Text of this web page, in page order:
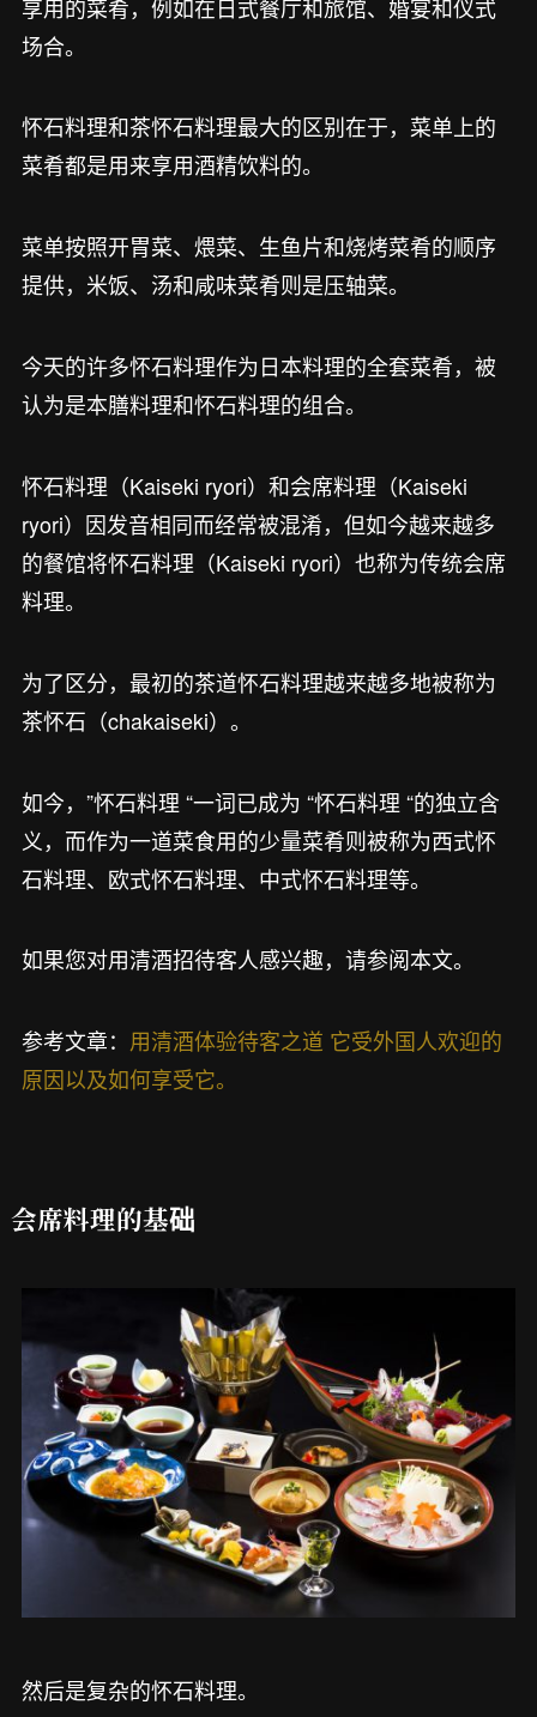
享用的菜肴，例如在日式餐厅和旅馆、婚宴和仪式
场合。
怀石料理和茶怀石料理最大的区别在于，菜单上的
菜肴都是用来享用酒精饮料的。
菜单按照开胃菜、煨菜、生鱼片和烧烤菜肴的顺序
提供，米饭、汤和咸味菜肴则是压轴菜。
今天的许多怀石料理作为日本料理的全套菜肴，被
认为是本膳料理和怀石料理的组合。
怀石料理（Kaiseki ryori）和会席料理（Kaiseki
ryori）因发音相同而经常被混淆，但如今越来越多
的餐馆将怀石料理（Kaiseki ryori）也称为传统会席
料理。
为了区分，最初的茶道怀石料理越来越多地被称为
茶怀石（chakaiseki）。
如今，”怀石料理 “一词已成为 “怀石料理 “的独立含
义，而作为一道菜食用的少量菜肴则被称为西式怀
石料理、欧式怀石料理、中式怀石料理等。
如果您对用清酒招待客人感兴趣，请参阅本文。
参考文章： 用清酒体验待客之道 它受外国人欢迎的
原因以及如何享受它。
会席料理的基础
然后是复杂的怀石料理。